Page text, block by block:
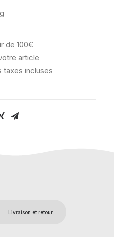
de 100€
article
taxes incluses
Livraison et retour